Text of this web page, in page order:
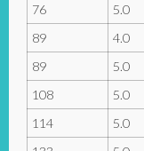
76
5.0
89
4.0
89
5.0
108
5.0
114
5.0